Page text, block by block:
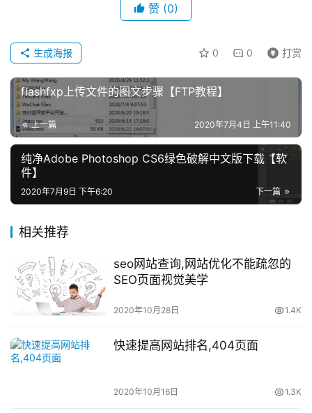
赞 (0)
0 0 打赏
生成海报
flashfxp上传文件的图文步骤【FTP教程】
上一篇 2020年7月4日 上午11:40
纯净Adobe Photoshop CS6绿色破解中文版下载【软
件】
下一篇
2020年7月9日 下午6:20
相关推荐
seo网站查询,网站优化不能疏忽的
SEO页面视觉美学
2020年10月28日 1.4K
快速提高网站排名,404页面
2020年10月16日 1.3K